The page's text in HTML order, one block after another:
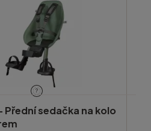
?
Přední sedačka na kolo